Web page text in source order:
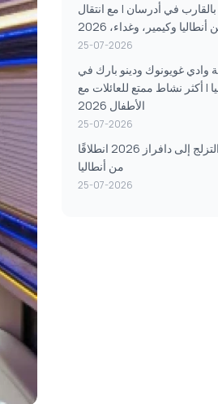
في أدرسان | مع انتقال
أنطاليا وكيمير، وغداء، 2026
25-07-2026
وادي غويونوك ودينو بارك في
| أكثر نشاط ممتع للعائلات مع
الأطفال 2026
25-07-2026
رحلة التزلج إلى دافراز 2026 انطلاقًا
من أنطاليا
25-07-2026